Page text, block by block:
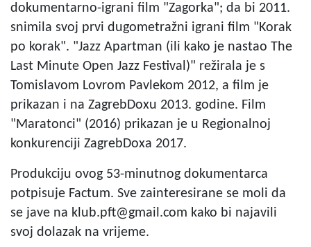
dokumentarno-igrani film "Zagorka"; da bi 2011.
snimila svoj prvi dugometražni igrani film "Korak
po korak". "Jazz Apartman (ili kako je nastao The
Last Minute Open Jazz Festival)" režirala je s
Tomislavom Lovrom Pavlekom 2012, a film je
prikazan i na ZagrebDoxu 2013. godine. Film
"Maratonci" (2016) prikazan je u Regionalnoj
konkurenciji ZagrebDoxa 2017.
Produkciju ovog 53-minutnog dokumentarca
potpisuje Factum. Sve zainteresirane se moli da
se jave na klub.pft@gmail.com kako bi najavili
svoj dolazak na vrijeme.